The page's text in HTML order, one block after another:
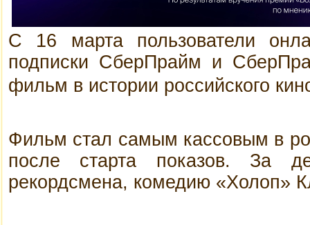
С 16 марта пользователи
подписки СберПрайм и
фильм в истории российского
Фильм стал самым кассовым в
после старта показов. За
рекордсмена, комедию «Холоп»